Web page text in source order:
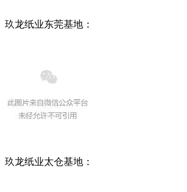
玖龙纸业东莞基地：
玖龙纸业太仓基地：